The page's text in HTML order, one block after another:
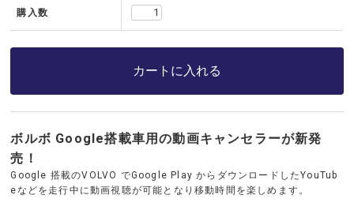
購入数
カートに入れる
ボルボ Google搭載車用の動画キャンセラーが新発
売！
Google 搭載のVOLVO でGoogle Play からダウンロードしたYouTub
eなどを走行中に動画視聴が可能となり移動時間を楽しめます。